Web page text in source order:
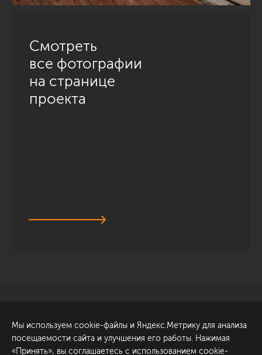
Смотреть
все фотографии
на странице
проекта
Обсудить проект
ул. Академика Павлова, 6
к1
Мы используем cookie-файлы и Яндекс.Метрику для анализа
посещаемости сайта и улучшения его работы. Нажимая
«Принять», вы соглашаетесь с использованием cookie-